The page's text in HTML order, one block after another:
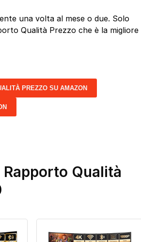
una volta al mese o due. Solo
Qualità Prezzo che è la migliore
PREZZO SU AMAZON
Qualità